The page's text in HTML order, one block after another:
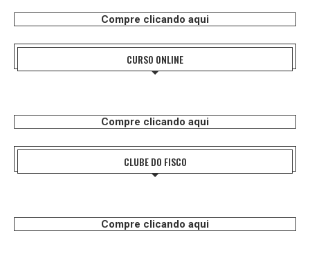
Compre clicando aqui
CURSO ONLINE
Compre clicando aqui
CLUBE DO FISCO
Compre clicando aqui